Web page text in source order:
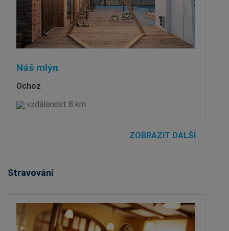
Náš mlýn
Ochoz
vzdálenost 8 km
ZOBRAZIT DALŠÍ
Stravování